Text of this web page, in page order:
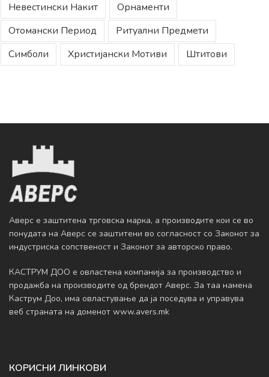
Невестински Накит
Орнаменти
Отомански Период
Ритуални Предмети
Симболи
Христијански Мотиви Штитови
Аверс е заштитена трговска марка, а производите кои се во
понудата на Аверс се заштитени во согласност со Законот за
индустриска сопственост и Законот за авторско право.
КАСТРУМ ДОО е овластена компанија за производство и
продажба на производите од брендот Аверс. За таа намена
Каструм Доо, има овластување да ja поседува и управува
веб страната на доменот www.avers.mk
КОРИСНИ ЛИНКОВИ